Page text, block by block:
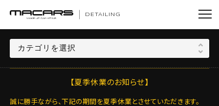
DETAILING
【夏季休業のお知らせ】
誠に勝手ながら、下記の期間を夏季休業とさせていただきます。